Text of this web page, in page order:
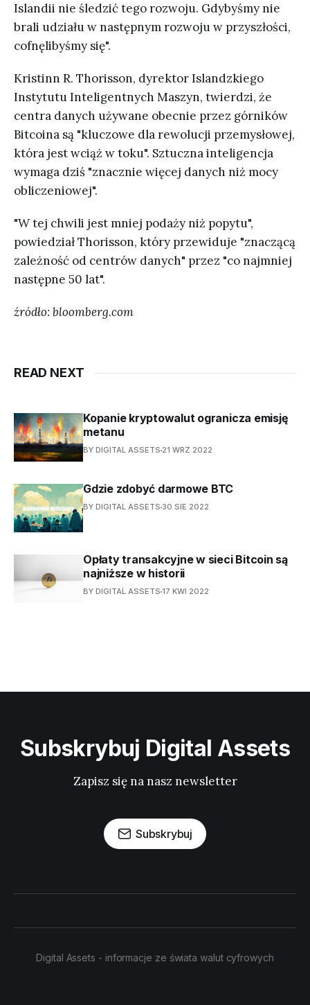
Islandii nie śledzić tego rozwoju. Gdybyśmy nie
brali udziału w następnym rozwoju w przyszłości,
cofnęlibyśmy się".
Kristinn R. Thorisson, dyrektor Islandzkiego
Instytutu Inteligentnych Maszyn, twierdzi, że
centra danych używane obecnie przez górników
Bitcoina są "kluczowe dla rewolucji przemysłowej,
która jest wciąż w toku". Sztuczna inteligencja
wymaga dziś "znacznie więcej danych niż mocy
obliczeniowej".
"W tej chwili jest mniej podaży niż popytu",
powiedział Thorisson, który przewiduje "znaczącą
zależność od centrów danych" przez "co najmniej
następne 50 lat".
źródło: bloomberg.com
READ NEXT
Kopanie kryptowalut ogranicza emisję
metanu
BY DIGITAL ASSETS 21 WRZ 2022
Gdzie zdobyć darmowe BTC
BY DIGITAL ASSETS 30 SIE 2022
Opłaty transakcyjne w sieci Bitcoin są
najniższe w historii
BY DIGITAL ASSETS 17 KWI 2022
Subskrybuj Digital Assets
Zapisz się na nasz newsletter
Subskrybuj
Digital Assets - informacje ze świata walut cyfrowych